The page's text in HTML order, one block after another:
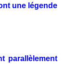
une légende
parallèlement